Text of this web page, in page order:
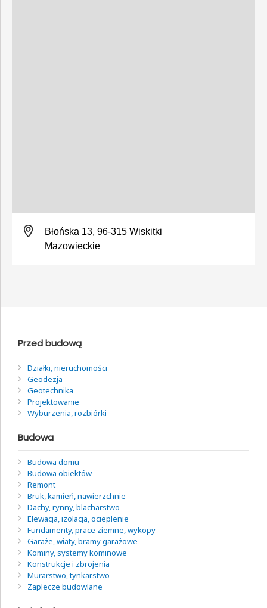
Błońska 13, 96-315 Wiskitki
Mazowieckie
Przed budową
Działki, nieruchomości
Geodezja
Geotechnika
Projektowanie
Wyburzenia, rozbiórki
Budowa
Budowa domu
Budowa obiektów
Remont
Bruk, kamień, nawierzchnie
Dachy, rynny, blacharstwo
Elewacja, izolacja, ocieplenie
Fundamenty, prace ziemne, wykopy
Garaże, wiaty, bramy garażowe
Kominy, systemy kominowe
Konstrukcje i zbrojenia
Murarstwo, tynkarstwo
Zaplecze budowlane